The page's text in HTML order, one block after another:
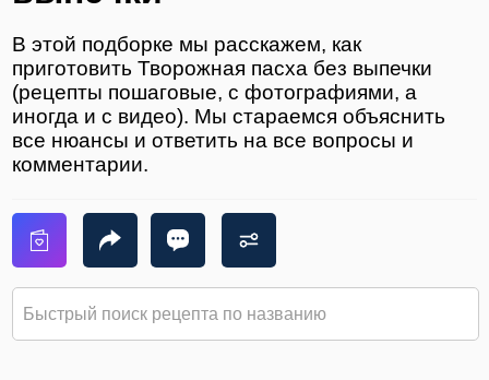
В этой подборке мы расскажем, как
приготовить Творожная пасха без выпечки
(рецепты пошаговые, с фотографиями, а
иногда и с видео). Мы стараемся объяснить
все нюансы и ответить на все вопросы и
комментарии.